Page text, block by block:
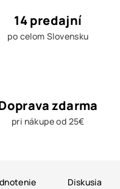
14 predajní
po celom Slovensku
zdarma
pri nákupe od 25€
Diskusia